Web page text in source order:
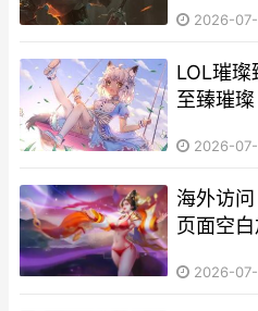
要准备
2026-
LOL璀
至臻璀璨
2026-
海外访
页面空
2026-